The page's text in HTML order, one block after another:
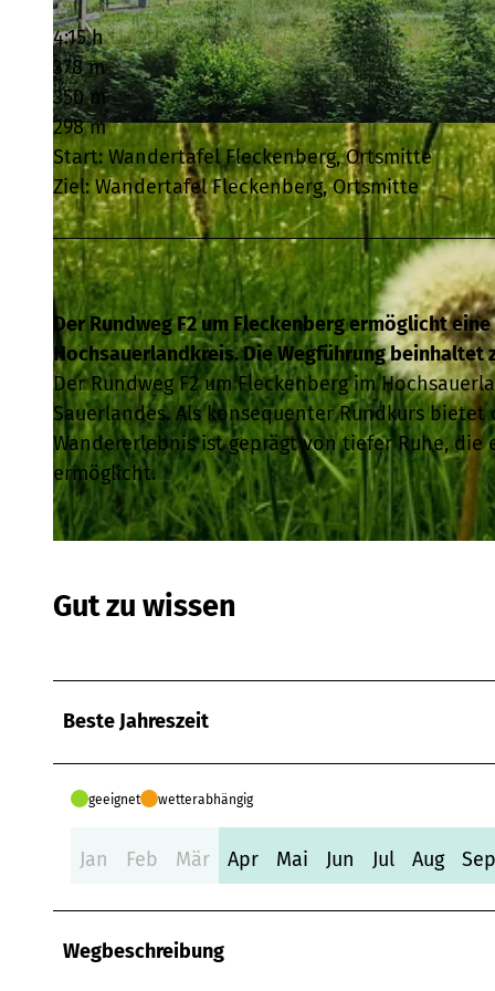
© Schmallenberger Sauerland Tourismus, Schmallenberger Sauerland Tourismus - AW | CC-BY-SA
4:15 h
378 m
350 m
298 m
Start: Wandertafel Fleckenberg, Ortsmitte
Ziel: Wandertafel Fleckenberg, Ortsmitte
Der Rundweg F2 um Fleckenberg ermöglicht
Hochsauerlandkreis. Die Wegführung beinhaltet
Der Rundweg F2 um Fleckenberg im
Sauerlandes. Als konsequenter Rundkurs
Wandererlebnis ist geprägt von tiefer Ruhe,
ermöglicht.
Gut zu wissen
Beste Jahreszeit
geeignet wetterabhängig
Jan Feb Mär Apr Mai Jun Jul Aug Sep
Wegbeschreibung